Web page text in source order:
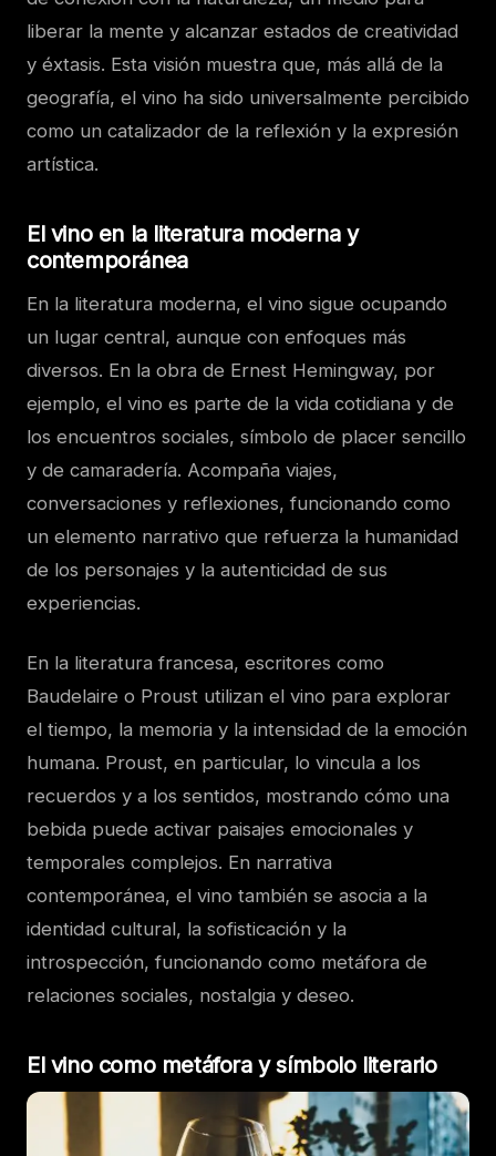
liberar la mente y alcanzar estados de creatividad
y éxtasis. Esta visión muestra que, más allá de la
geografía, el vino ha sido universalmente percibido
como un catalizador de la reflexión y la expresión
artística.
El vino en la literatura moderna y
contemporánea
En la literatura moderna, el vino sigue ocupando
un lugar central, aunque con enfoques más
diversos. En la obra de Ernest Hemingway, por
ejemplo, el vino es parte de la vida cotidiana y de
los encuentros sociales, símbolo de placer sencillo
y de camaradería. Acompaña viajes,
conversaciones y reflexiones, funcionando como
un elemento narrativo que refuerza la humanidad
de los personajes y la autenticidad de sus
experiencias.
En la literatura francesa, escritores como
Baudelaire o Proust utilizan el vino para explorar
el tiempo, la memoria y la intensidad de la emoción
humana. Proust, en particular, lo vincula a los
recuerdos y a los sentidos, mostrando cómo una
bebida puede activar paisajes emocionales y
temporales complejos. En narrativa
contemporánea, el vino también se asocia a la
identidad cultural, la sofisticación y la
introspección, funcionando como metáfora de
relaciones sociales, nostalgia y deseo.
El vino como metáfora y símbolo literario